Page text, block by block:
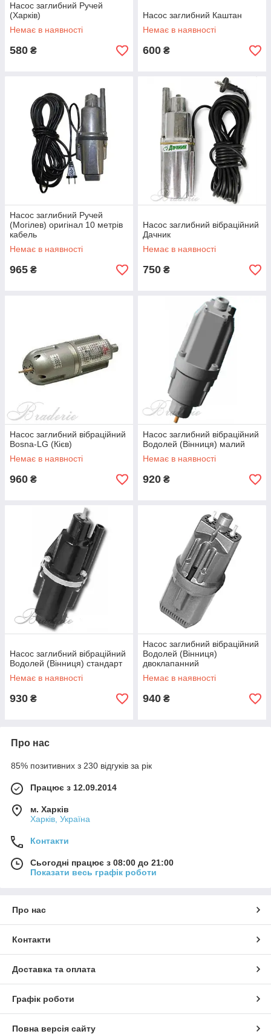
Насос заглибний Ручей
(Харків)
Немає в наявності
580 ₴
Насос заглибний Каштан
Немає в наявності
600 ₴
Насос заглибний Ручей
(Могілев) оригінал 10 метрів
кабель
Немає в наявності
965 ₴
Насос заглибний вібраційний
Дачник
Немає в наявності
750 ₴
Насос заглибний вібраційний
Bosna-LG (Кієв)
Немає в наявності
960 ₴
Насос заглибний вібраційний
Водолей (Вінниця) малий
Немає в наявності
920 ₴
Насос заглибний вібраційний
Водолей (Вінниця) стандарт
Немає в наявності
930 ₴
Насос заглибний вібраційний
Водолей (Вінниця)
двоклапанний
Немає в наявності
940 ₴
Про нас
85% позитивних з 230 відгуків за рік
Працює з 12.09.2014
м. Харків
Харків, Україна
Контакти
Сьогодні працює з 08:00 до 21:00
Показати весь графік роботи
Про нас
Контакти
Доставка та оплата
Графік роботи
Повна версія сайту